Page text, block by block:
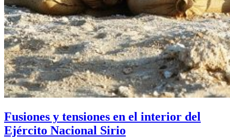
Fusiones y tensiones en el interior del
Ejército Nacional Sirio